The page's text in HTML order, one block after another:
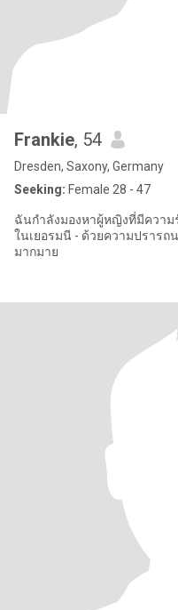
Frankie, 54
Dresden, Saxony, Germany
Seeking: Female 28 - 47
ฉันกำลังมองหาผู้หญิงที่มีความ
ในเยอรมนี - ด้วยความปราร
มากมาย